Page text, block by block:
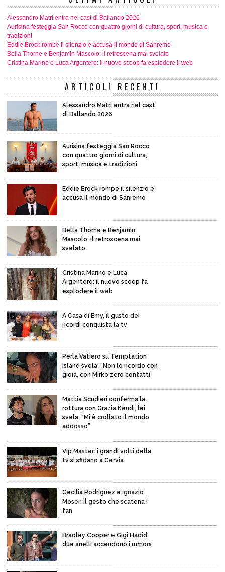
Alessandro Matri entra nel cast di Ballando 2026
Aurisina festeggia San Rocco con quattro giorni di cultura, sport, musica e
tradizioni
Eddie Brock rompe il silenzio e accusa il mondo di Sanremo
Bella Thorne e Benjamin Mascolo: il retroscena mai svelato
Cristina Marino e Luca Argentero: il nuovo scoop fa esplodere il web
ARTICOLI RECENTI
Alessandro Matri entra nel cast
di Ballando 2026
Aurisina festeggia San Rocco
con quattro giorni di cultura,
sport, musica e tradizioni
Eddie Brock rompe il silenzio e
accusa il mondo di Sanremo
Bella Thorne e Benjamin
Mascolo: il retroscena mai
svelato
Cristina Marino e Luca
Argentero: il nuovo scoop fa
esplodere il web
A Casa di Emy, il gusto dei
ricordi conquista la tv
Perla Vatiero su Temptation
Island svela: “Non lo ricordo con
gioia, con Mirko zero contatti”
Mattia Scudieri conferma la
rottura con Grazia Kendi, lei
svela: “Mi è crollato il mondo
addosso”
Vip Master: i grandi volti della
tv si sfidano a Cervia
Cecilia Rodriguez e Ignazio
Moser: il gesto che scatena i
fan
Bradley Cooper e Gigi Hadid,
due anelli accendono i rumors